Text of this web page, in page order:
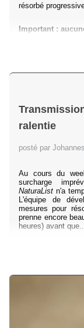
résorbé
Important :
ralentie
posté par
Au cours du
surcharge
NaturaList n'a
L'équipe de
mesures pour
prenne encore
heures) avant que...